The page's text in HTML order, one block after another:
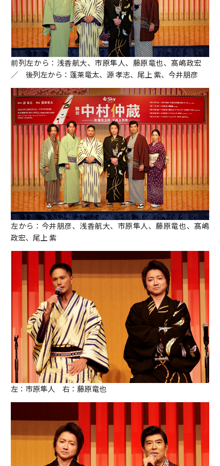
前列左から：浅香航大、市原隼人、藤原竜也、髙嶋政宏
／ 後列左から：蓬莱竜太、源 孝志、尾上 紫、今井朋彦
左から：今井朋彦、浅香航大、市原隼人、藤原竜也、髙嶋
政宏、尾上 紫
左：市原隼人 右：藤原竜也